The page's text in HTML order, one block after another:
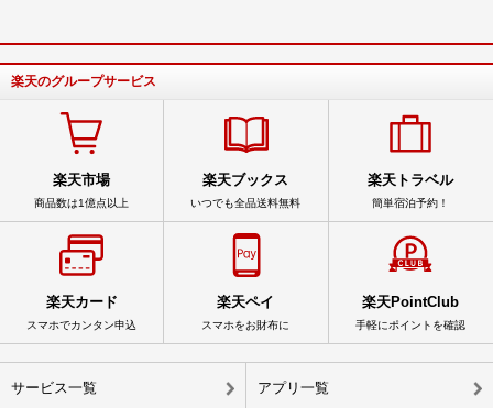
楽天のグループサービス
楽天市場
商品数は1億点以上
楽天ブックス
いつでも全品送料無料
楽天トラベル
簡単宿泊予約！
楽天カード
スマホでカンタン申込
楽天ペイ
スマホをお財布に
楽天PointClub
手軽にポイントを確認
サービス一覧 アプリ一覧